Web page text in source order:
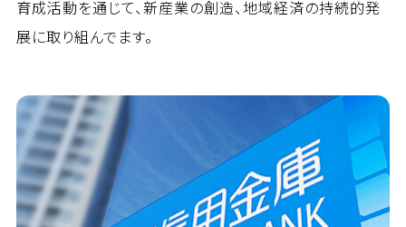
育成活動を通じて、新産業の創造、地域経済の持続的発
展に取り組んでます。